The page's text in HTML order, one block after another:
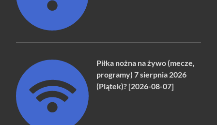
Piłka nożna na żywo (mecze,
programy) 7 sierpnia 2026
(Piątek)? [2026-08-07]